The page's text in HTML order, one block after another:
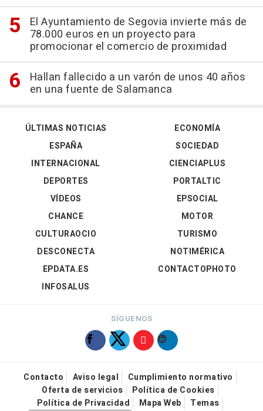
El Ayuntamiento de Segovia invierte más de
78.000 euros en un proyecto para
promocionar el comercio de proximidad
Hallan fallecido a un varón de unos 40 años
en una fuente de Salamanca
ÚLTIMAS NOTICIAS
ESPAÑA
INTERNACIONAL
DEPORTES
VÍDEOS
ECONOMÍA
SOCIEDAD
CIENCIAPLUS
PORTALTIC
EPSOCIAL
CHANCE
CULTURAOCIO
DESCONECTA
EPDATA.ES
INFOSALUS
MOTOR
TURISMO
NOTIMÉRICA
CONTACTOPHOTO
SÍGUENOS
Contacto Aviso legal
Cumplimiento normativo
Oferta de servicios
Política de Cookies
Política de Privacidad
Mapa Web
Temas